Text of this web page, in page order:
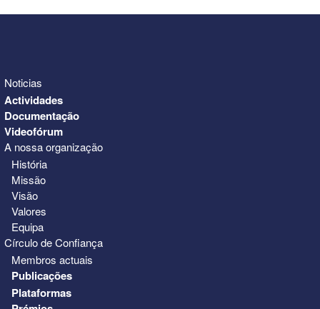
Noticias
Actividades
Documentação
Videofórum
A nossa organização
História
Missão
Visão
Valores
Equipa
Círculo de Confiança
Membros actuais
Publicações
Plataformas